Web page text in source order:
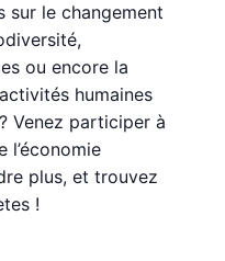
sur le changement
ou encore la
humaines
Venez participer à
l’économie
plus, et trouvez
!